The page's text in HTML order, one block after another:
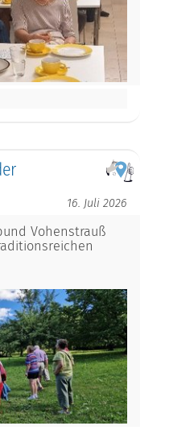
16. Juli 2026
Vohenstrauß